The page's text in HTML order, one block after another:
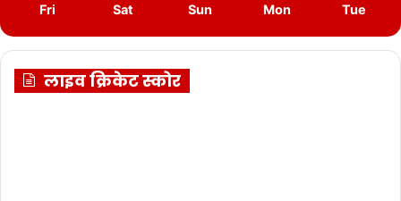
Fri Sat Sun Mon Tue
लाइव क्रिकेट स्कोर